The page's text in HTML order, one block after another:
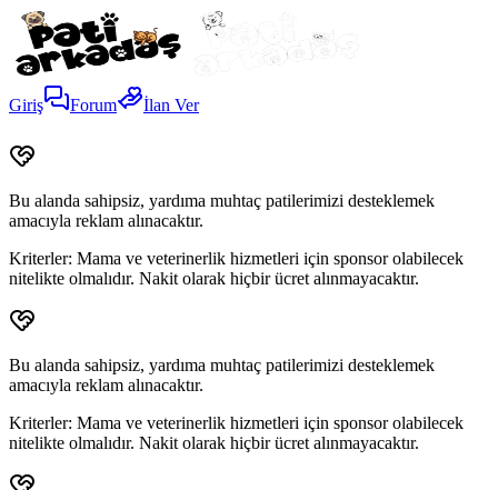
Giriş Forum İlan Ver
Bu alanda sahipsiz, yardıma muhtaç patilerimizi desteklemek
amacıyla reklam alınacaktır.
Kriterler: Mama ve veterinerlik hizmetleri için sponsor olabilecek
nitelikte olmalıdır. Nakit olarak hiçbir ücret alınmayacaktır.
Bu alanda sahipsiz, yardıma muhtaç patilerimizi desteklemek
amacıyla reklam alınacaktır.
Kriterler: Mama ve veterinerlik hizmetleri için sponsor olabilecek
nitelikte olmalıdır. Nakit olarak hiçbir ücret alınmayacaktır.